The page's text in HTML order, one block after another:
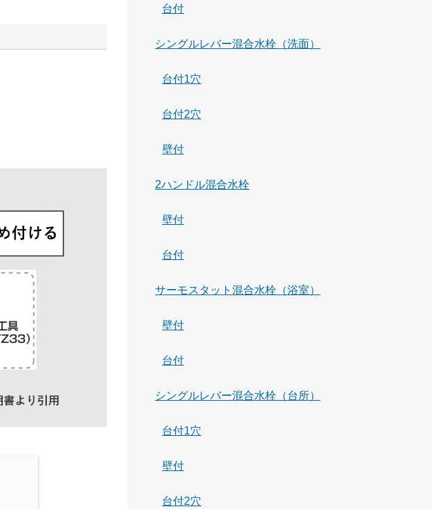
台付
シングルレバー混合水栓（洗面）
台付1穴
台付2穴
壁付
2ハンドル混合水栓
壁付
台付
サーモスタット混合水栓（浴室）
壁付
台付
シングルレバー混合水栓（台所）
台付1穴
壁付
台付2穴